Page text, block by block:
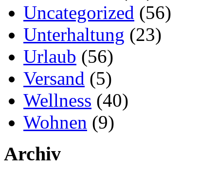
Uncategorized (56)
Unterhaltung (23)
Urlaub (56)
Versand (5)
Wellness (40)
Wohnen (9)
Archiv